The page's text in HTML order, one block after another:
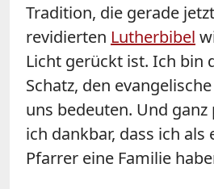
Tradition, die gerade
revidierten Lutherbibel
Licht gerückt ist. Ich bin
Schatz, den
uns bedeuten. Und
ich dankbar, dass ich als
Pfarrer eine Familie